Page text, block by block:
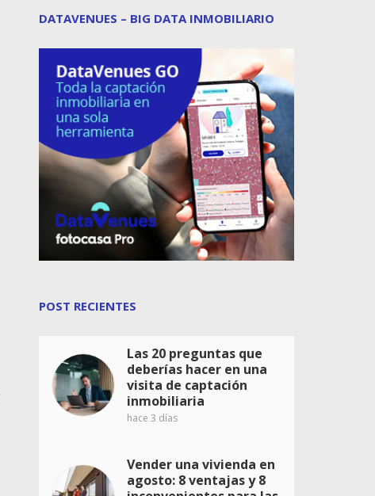
DATAVENUES – BIG DATA INMOBILIARIO
POST RECIENTES
Las 20 preguntas que
deberías hacer en una
visita de captación
inmobiliaria
hace 3 días
Vender una vivienda en
agosto: 8 ventajas y 8